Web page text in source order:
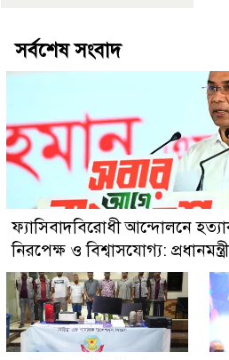
সর্বশেষ সংবাদ
ফ্যাসিবাদবিরোধী আন্দোলনে
নিরপেক্ষ ও বিশ্বাসযোগ্য: প্রধানমন্ত্রী